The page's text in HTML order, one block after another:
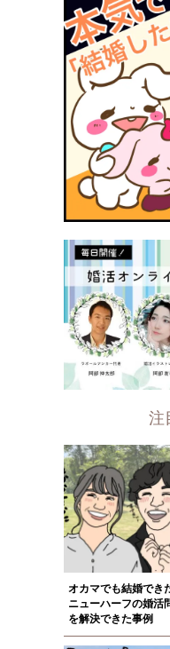
注
オカマでも結婚でき
ニューハーフの婚活
を解決できた事例